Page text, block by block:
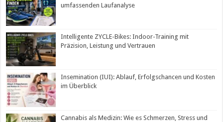
umfassenden Laufanalyse
Intelligente ZYCLE-Bikes: Indoor-Training mit
Präzision, Leistung und Vertrauen
Insemination (IUI): Ablauf, Erfolgschancen und Kosten
im Überblick
Cannabis als Medizin: Wie es Schmerzen, Stress und